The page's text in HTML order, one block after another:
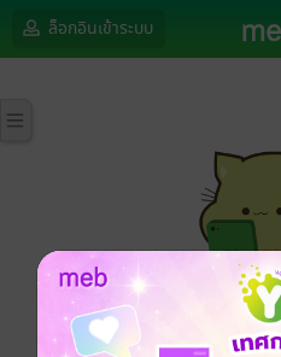
ล็อกอินเข้าระบบ
กรุณาเข้าสู่ระบบก่อน